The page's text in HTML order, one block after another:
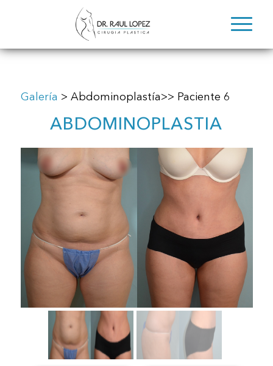
Galería > Abdominoplastía>> Paciente 6
ABDOMINOPLASTIA